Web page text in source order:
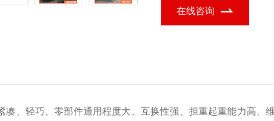
在线咨询
凑、轻巧、零部件通用程度大、互换性强、担重起重能力高、